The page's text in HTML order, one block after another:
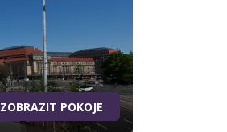
ZOBRAZIT POKOJE